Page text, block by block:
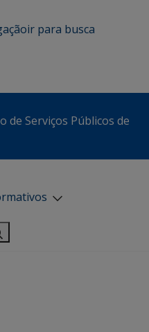
ir para busca
de Serviços Públicos de